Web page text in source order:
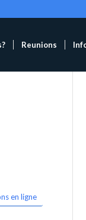
Reunions
en ligne